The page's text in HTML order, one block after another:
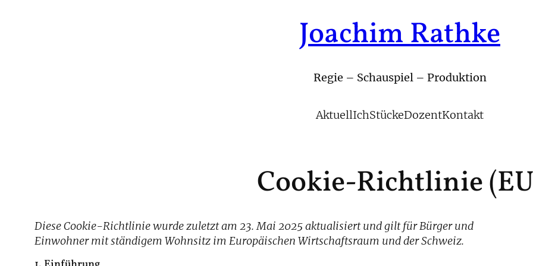
Joachim Rathke
Regie – Schauspiel – Produktion
AktuellIchStückeDozentKontakt
Cookie-Richtlinie
Diese Cookie-Richtlinie wurde zuletzt am 23. Mai 2025 aktualisiert und gilt für Bürger und
Einwohner mit ständigem Wohnsitz im Europäischen Wirtschaftsraum und der Schweiz.